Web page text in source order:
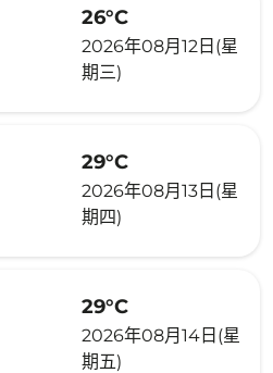
26°C
2026年08月12日(星
期三)
29°C
2026年08月13日(星
期四)
29°C
2026年08月14日(星
期五)